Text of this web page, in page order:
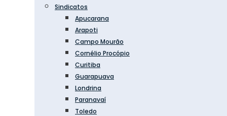
Sindicatos
Apucarana
Arapoti
Campo Mourão
Cornélio Procópio
Curitiba
Guarapuava
Londrina
Paranavaí
Toledo